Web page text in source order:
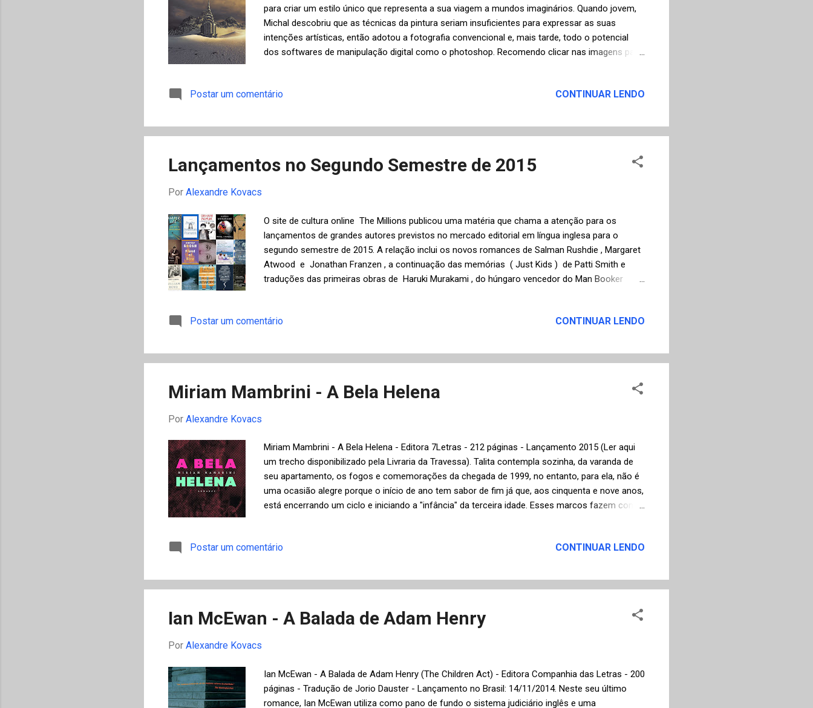
para criar um estilo único que representa a sua viagem a mundos imaginários. Quando jovem,
Michal descobriu que as técnicas da pintura seriam insuficientes para expressar as suas
intenções artísticas, então adotou a fotografia convencional e, mais tarde, todo o potencial
dos softwares de manipulação digital como o photoshop. Recomendo clicar nas imagens para
arte. Nesta postagem destaquei apenas as visões com inspiração "pós-apocalipse" que me
oficial , sua página no portal de fotografia 500px ou fan page no facebook . Eu me pergunto
se o final do mundo será tão bonito. ...
Postar um comentário CONTINUAR LENDO
Lançamentos no Segundo Semestre de 2015
Por Alexandre Kovacs
O site de cultura online The Millions publicou uma matéria que chama a atenção para os
lançamentos de grandes autores previstos no mercado editorial em língua inglesa para o
segundo semestre de 2015. A relação inclui os novos romances de Salman Rushdie , Margaret
Atwood e Jonathan Franzen , a continuação das memórias ( Just Kids ) de Patti Smith e
traduções das primeiras obras de Haruki Murakami , do húngaro vencedor do Man Booker
brasileira, uma antologia de Clarice Lispector (não por acaso posicionei o livro no centro da
uma pequena amostra da seleção completa do site The Millions que soma 82 títulos em língua
inglesa, distribuídos ao longo do s...
Postar um comentário CONTINUAR LENDO
Miriam Mambrini - A Bela Helena
Por Alexandre Kovacs
Miriam Mambrini - A Bela Helena - Editora 7Letras - 212 páginas - Lançamento 2015 (Ler aqui
um trecho disponibilizado pela Livraria da Travessa). Talita contempla sozinha, da varanda de
seu apartamento, os fogos e comemorações da chegada de 1999, no entanto, para ela, não é
uma ocasião alegre porque o início de ano tem sabor de fim já que, aos cinquenta e nove anos,
está encerrando um ciclo e iniciando a "infância" da terceira idade. Esses marcos fazem com
autora Miriam Mambrini utiliza a técnica da narrativa em primeira pessoa para contar a história
períodos de um passado romântico, infelizmente esquecido, da cidade do Rio de Janeiro. A
vida de Talita, desde pequena, nunca foi fácil. Com a...
Postar um comentário CONTINUAR LENDO
Ian McEwan - A Balada de Adam Henry
Por Alexandre Kovacs
Ian McEwan - A Balada de Adam Henry (The Children Act) - Editora Companhia das Letras - 200
páginas - Tradução de Jorio Dauster - Lançamento no Brasil: 14/11/2014. Neste seu último
romance, Ian McEwan utiliza como pano de fundo o sistema judiciário inglês e uma